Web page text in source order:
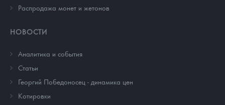
Распродажа монет и жетонов
НОВОСТИ
Аналитика и события
Cтатьи
Георгий Победоносец - динамика цен
Котировки